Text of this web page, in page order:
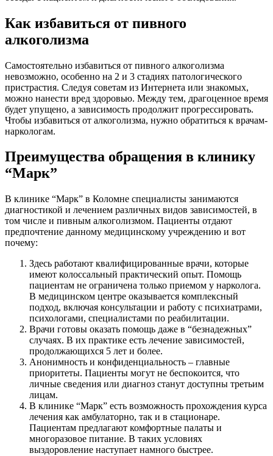
Как избавиться от пивного
алкоголизма
Самостоятельно избавиться от пивного алкоголизма
невозможно, особенно на 2 и 3 стадиях патологического
пристрастия. Следуя советам из Интернета или знакомых,
можно нанести вред здоровью. Между тем, драгоценное время
будет упущено, а зависимость продолжит прогрессировать.
Чтобы избавиться от алкоголизма, нужно обратиться к врачам-
наркологам.
Преимущества обращения в клинику
“Марк”
В клинике “Марк” в Коломне специалисты занимаются
диагностикой и лечением различных видов зависимостей, в
том числе и пивным алкоголизмом. Пациенты отдают
предпочтение данному медицинскому учреждению и вот
почему:
Здесь работают квалифицированные врачи, которые
имеют колоссальный практический опыт. Помощь
пациентам не ограничена только приемом у нарколога.
В медицинском центре оказывается комплексный
подход, включая консультации и работу с психиатрами,
психологами, специалистами по реабилитации.
Врачи готовы оказать помощь даже в “безнадежных”
случаях. В их практике есть лечение зависимостей,
продолжающихся 5 лет и более.
Анонимность и конфиденциальность – главные
приоритеты. Пациенты могут не беспокоится, что
личные сведения или диагноз станут доступны третьим
лицам.
В клинике “Марк” есть возможность прохождения курса
лечения как амбулаторно, так и в стационаре.
Пациентам предлагают комфортные палаты и
многоразовое питание. В таких условиях
выздоровление наступает намного быстрее.